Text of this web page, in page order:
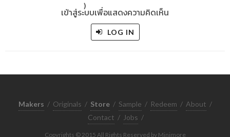
)
เข้าสู่ระบบเพื่อแสดงความคิดเห็น
LOG IN
Makers / Originals / Store / Sample / Redeem / About /
Contact / Jobs /
Copyrights © 2015 All Rights Reserved by Minimore